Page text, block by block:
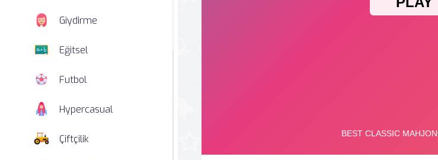
Giydirme
Eğitsel
Futbol
Hypercasual
Çiftçilik